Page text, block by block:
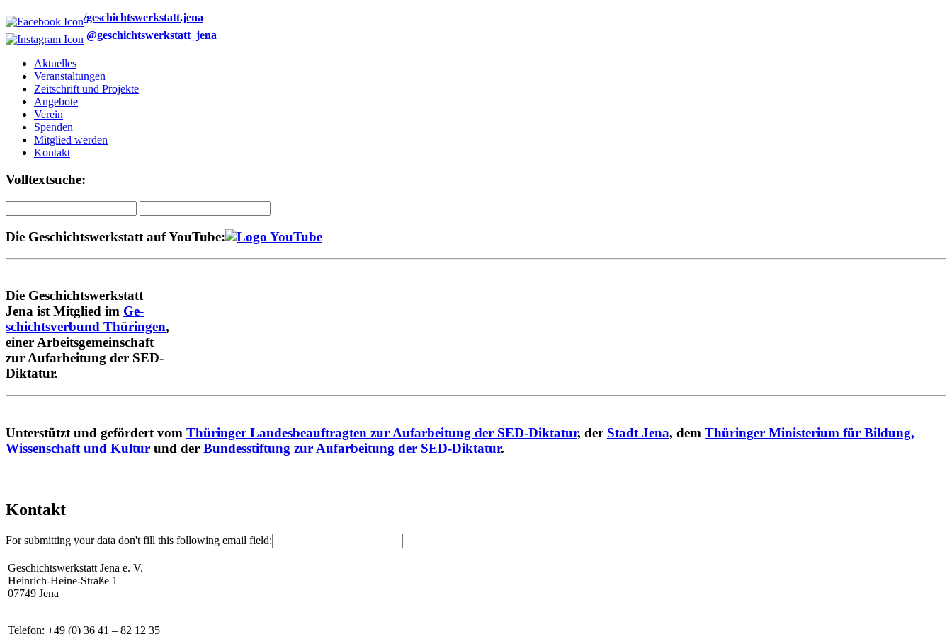
/geschichtswerkstatt.jena
@geschichtswerkstatt_jena
Aktuelles
Veranstaltungen
Zeitschrift und Projekte
Angebote
Verein
Spenden
Mitglied werden
Kontakt
Volltextsuche:
Die Geschichtswerkstatt auf YouTube:
Die Geschichtswerkstatt
Jena ist Mitglied im Ge-
schichtsverbund Thüringen,
einer Arbeitsgemeinschaft
zur Aufarbeitung der SED-
Diktatur.
Unterstützt und gefördert vom Thüringer Landesbeauftragten zur Aufarbeitung der SED-Diktatur, der Stadt Jena, dem Thüringer Ministerium für Bildung,
Wissenschaft und Kultur und der Bundesstiftung zur Aufarbeitung der SED-Diktatur.
Kontakt
For submitting your data don't fill this following email field:
Geschichtswerkstatt Jena e. V.
Heinrich-Heine-Straße 1
07749 Jena
Telefon: +49 (0) 36 41 – 82 12 35